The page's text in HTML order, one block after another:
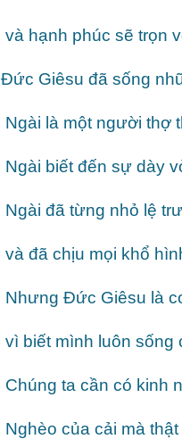
và hạnh phúc sẽ trọn
Đức Giêsu đã sống
Ngài là một người thợ
Ngài biết đến sự dày
Ngài đã từng nhỏ lệ
và đã chịu mọi khổ
Nhưng Đức Giêsu là
vì biết mình luôn sống
Chúng ta cần có kinh
Nghèo của cải mà